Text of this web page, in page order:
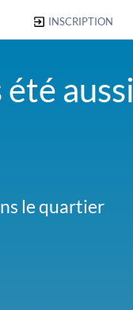
INSCRIPTION
aussi
le quartier
Faites-